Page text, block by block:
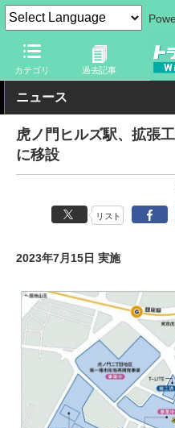
カテゴリ 過去記事
トラベル Watch 地域 国内
ニュース
虎ノ門ヒルズ駅、拡張
に移設
リスト
2023年7月15日 実施